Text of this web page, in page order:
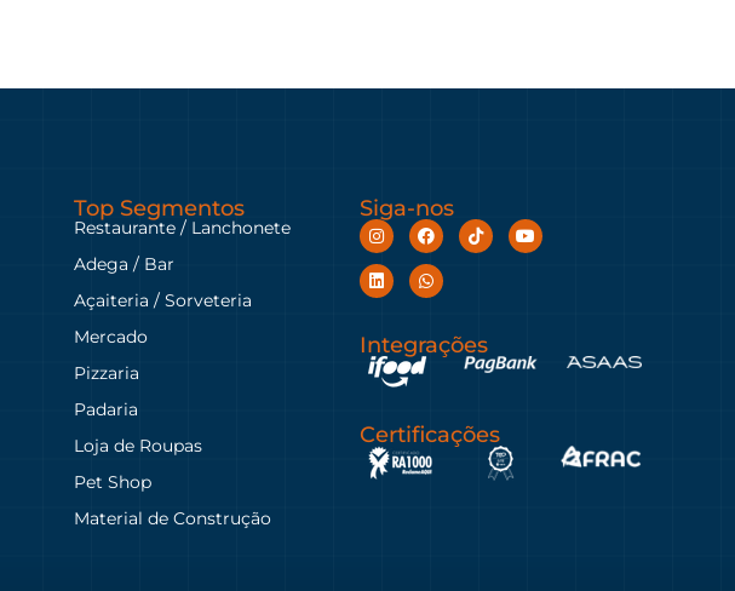
Top Segmentos
Restaurante / Lanchonete
Adega / Bar
Açaiteria / Sorveteria
Mercado
Pizzaria
Padaria
Loja de Roupas
Pet Shop
Material de Construção
Siga-nos
Integrações
Certificações